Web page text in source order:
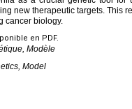
new therapeutic targets. This
cancer biology.
en PDF.
Modèle
Model